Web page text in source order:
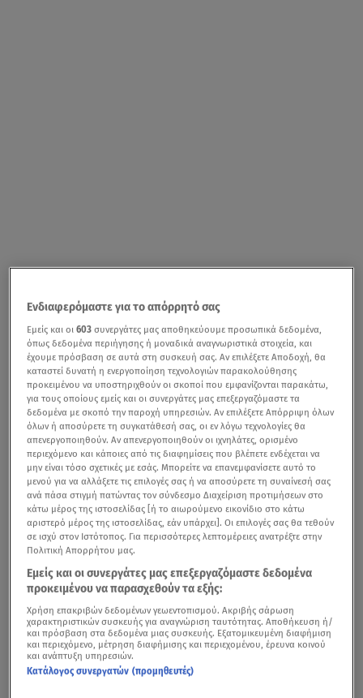
Ενδιαφερόμαστε για το απόρρητό σας
Εμείς και οι603 συνεργάτες μας αποθηκεύουμε προσωπικά δεδομένα,
όπως δεδομένα περιήγησης ή μοναδικά αναγνωριστικά στοιχεία, και
έχουμε πρόσβαση σε αυτά στη συσκευή σας. Αν επιλέξετε Αποδοχή, θα
καταστεί δυνατή η ενεργοποίηση τεχνολογιών παρακολούθησης
προκειμένου να υποστηριχθούν οι σκοποί που εμφανίζονται παρακάτω,
για τους οποίους εμείς και οι συνεργάτες μας επεξεργαζόμαστε τα
δεδομένα με σκοπό την παροχή υπηρεσιών. Αν επιλέξετε Απόρριψη όλων
όλων ή αποσύρετε τη συγκατάθεσή σας, οι εν λόγω τεχνολογίες θα
απενεργοποιηθούν. Αν απενεργοποιηθούν οι ιχνηλάτες, ορισμένο
περιεχόμενο και κάποιες από τις διαφημίσεις που βλέπετε ενδέχεται να
μην είναι τόσο σχετικές με εσάς. Μπορείτε να επανεμφανίσετε αυτό το
μενού για να αλλάξετε τις επιλογές σας ή να αποσύρετε τη συναίνεσή σας
ανά πάσα στιγμή πατώντας τον σύνδεσμο Διαχείριση προτιμήσεων στο
κάτω μέρος της ιστοσελίδας [ή το αιωρούμενο εικονίδιο στο κάτω
αριστερό μέρος της ιστοσελίδας, εάν υπάρχει]. Οι επιλογές σας θα τεθούν
σε ισχύ στον Ιστότοπος. Για περισσότερες λεπτομέρειες ανατρέξτε στην
Πολιτική Απορρήτου μας.
Εμείς και οι συνεργάτες μας επεξεργαζόμαστε δεδομένα
προκειμένου να παρασχεθούν τα εξής:
Χρήση επακριβών δεδομένων γεωεντοπισμού. Ακριβής σάρωση
χαρακτηριστικών συσκευής για αναγνώριση ταυτότητας. Αποθήκευση ή/
και πρόσβαση στα δεδομένα μιας συσκευής. Εξατομικευμένη διαφήμιση
και περιεχόμενο, μέτρηση διαφήμισης και περιεχομένου, έρευνα κοινού
και ανάπτυξη υπηρεσιών.
Κατάλογος συνεργατών (προμηθευτές)